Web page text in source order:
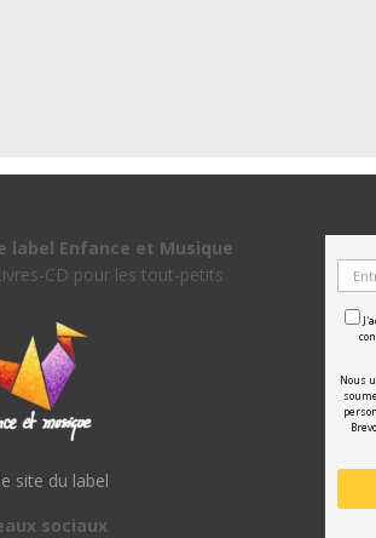
label Enfance et Musique
CD pour les tout-petits
site du label
sociaux
Nous